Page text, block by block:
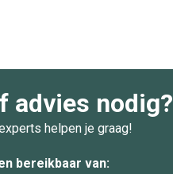
advies nodig?
helpen je graag!
bereikbaar van: